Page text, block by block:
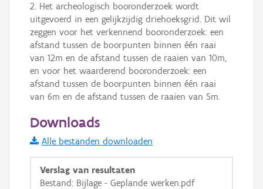
Ortho
GRB-Basiskaart
GRB-Basiskaart in grijswaarden
2. Het archeologisch booronderzoek wordt
uitgevoerd in een gelijkzijdig driehoeksgrid. Dit wil
zeggen voor het verkennend booronderzoek: een
afstand tussen de boorpunten binnen één raai
van 12m en de afstand tussen de raaien van 10m,
en voor het waarderend booronderzoek: een
afstand tussen de boorpunten binnen één raai
van 6m en de afstand tussen de raaien van 5m.
Downloads
Alle bestanden downloaden
Verslag van resultaten
Bestand: Bijlage - Geplande werken.pdf